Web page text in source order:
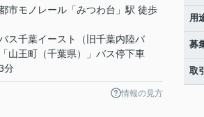
市モノレール 「みつわ台 」駅 徒歩
ス千葉イースト（旧千葉内陸バ
山王町（千葉県）」バス停下車
分
情報の見方
用
募
取